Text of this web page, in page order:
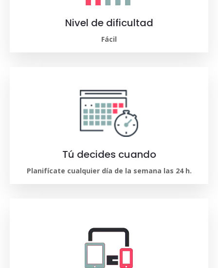
Nivel de dificultad
Fácil
Tú decides cuando
Planifícate cualquier día de la semana las 24 h.